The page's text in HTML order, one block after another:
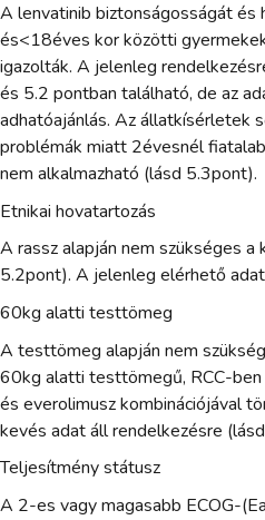
A lenvatinib biztonságosságát és
és<18éves kor közötti
igazolták. A jelenleg
és 5.2 pontban található, de az
adhatóajánlás. Az állatkísérletek
problémák miatt 2évesnél
nem alkalmazható (lásd 5.3pont).
Etnikai hovatartozás
A rassz alapján nem szükséges
5.2pont). A jelenleg elérhető
60kg alatti testtömeg
A testtömeg alapján nem
60kg alatti testtömegű, RCC-
és everolimusz kombinációjával
kevés adat áll rendelkezésre
Teljesítmény státusz
A 2-es vagy magasabb ECOG-